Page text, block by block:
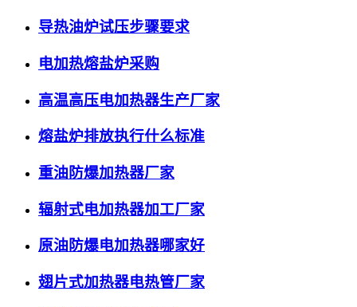
导热油炉试压步骤要求
电加热熔盐炉采购
高温高压电加热器生产厂家
熔盐炉排放执行什么标准
重油防爆加热器厂家
辐射式电加热器加工厂家
原油防爆电加热器哪家好
翅片式加热器电热管厂家